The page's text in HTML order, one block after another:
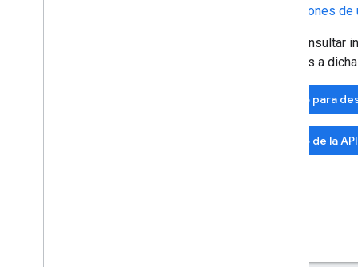
extensiones
Para
relativos a
Sitio para
Foro de la